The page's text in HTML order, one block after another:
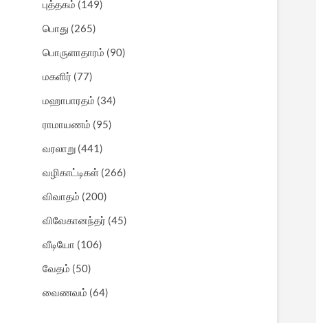
புத்தகம் (149)
பொது (265)
பொருளாதாரம் (90)
மகளிர் (77)
மஹாபாரதம் (34)
ராமாயணம் (95)
வரலாறு (441)
வழிகாட்டிகள் (266)
விவாதம் (200)
விவேகானந்தர் (45)
வீடியோ (106)
வேதம் (50)
வைணவம் (64)